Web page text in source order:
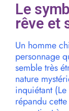
Le
rêve et
Un homme
personnage
semble très
nature
inquiétant
répandu